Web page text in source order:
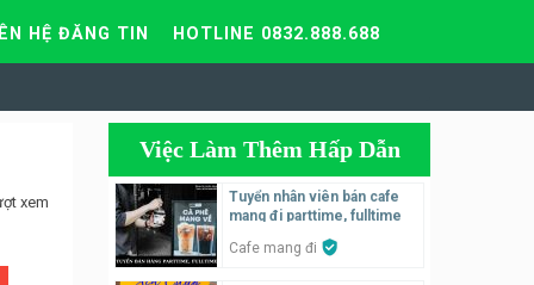
HỆ ĐĂNG TIN HOTLINE 0832.888.688
xem
Việc Làm Thêm Hấp Dẫn
Tuyển nhân viên bán cafe
mang đi parttime, fulltime
Cafe mang đi